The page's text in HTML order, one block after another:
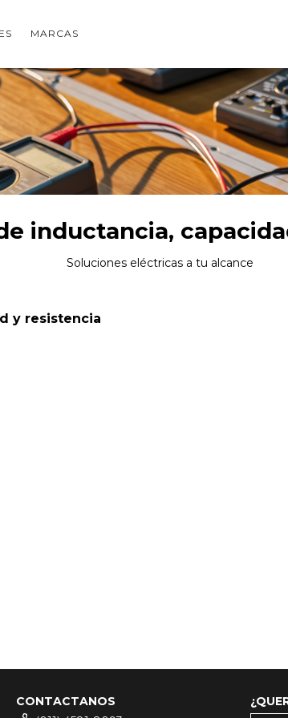
MARCAS
inductancia,
Soluciones eléctricas a tu alcance
y resistencia
CONTACTANOS